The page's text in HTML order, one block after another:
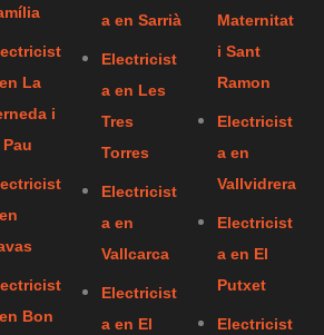
La
i
Pau
Bon
a en Sarrià
Electricist
a en Les
Tres
Torres
Electricist
a en
Vallcarca
Electricist
a en El
Maternitat
i Sant
Ramon
Electricist
a en
Vallvidrera
Electricist
a en El
Putxet
Electricist